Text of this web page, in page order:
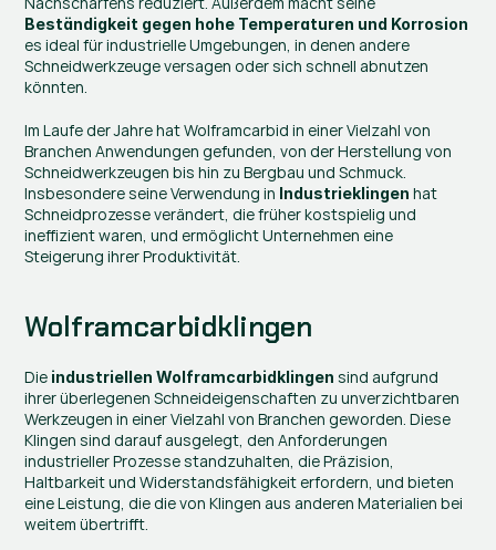
Beständigkeit gegen hohe Temperaturen und Korrosion
es ideal für industrielle Umgebungen, in denen andere
Schneidwerkzeuge versagen oder sich schnell abnutzen
könnten.
Im Laufe der Jahre hat Wolframcarbid in einer Vielzahl von
Branchen Anwendungen gefunden, von der Herstellung von
Schneidwerkzeugen bis hin zu Bergbau und Schmuck.
Insbesondere seine Verwendung in Industrieklingen hat
Schneidprozesse verändert, die früher kostspielig und
ineffizient waren, und ermöglicht Unternehmen eine
Steigerung ihrer Produktivität.
Wolframcarbidklingen
Die industriellen Wolframcarbidklingen sind aufgrund
ihrer überlegenen Schneideigenschaften zu unverzichtbaren
Werkzeugen in einer Vielzahl von Branchen geworden. Diese
Klingen sind darauf ausgelegt, den Anforderungen
industrieller Prozesse standzuhalten, die Präzision,
Haltbarkeit und Widerstandsfähigkeit erfordern, und bieten
eine Leistung, die die von Klingen aus anderen Materialien bei
weitem übertrifft.